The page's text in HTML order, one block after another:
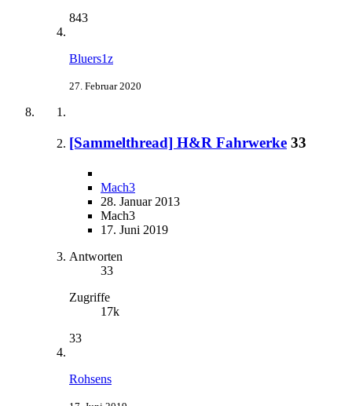
843
Bluers1z
27. Februar 2020
[Sammelthread] H&R Fahrwerke 33
Mach3
28. Januar 2013
Mach3
17. Juni 2019
Antworten
33
Zugriffe
17k
33
Rohsens